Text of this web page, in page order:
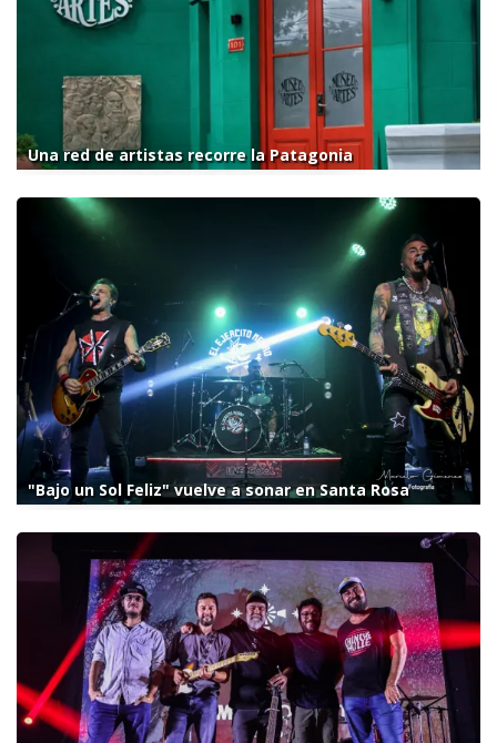
Una red de artistas recorre la Patagonia
"Bajo un Sol Feliz" vuelve a sonar en Santa Rosa